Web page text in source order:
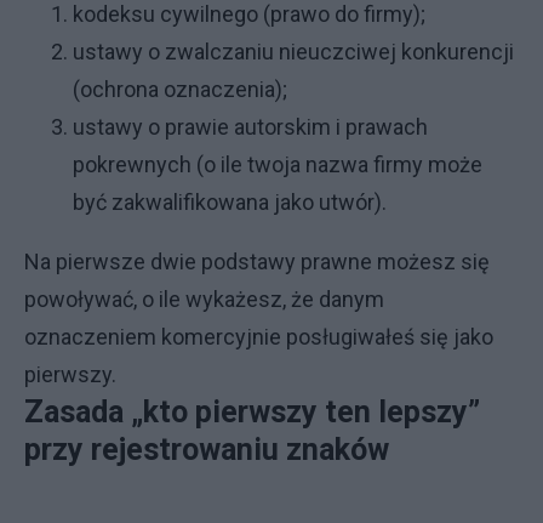
kodeksu cywilnego (prawo do firmy);
ustawy o zwalczaniu nieuczciwej konkurencji
(ochrona oznaczenia);
ustawy o prawie autorskim i prawach
pokrewnych (o ile twoja nazwa firmy może
być zakwalifikowana jako utwór).
Na pierwsze dwie podstawy prawne możesz się
powoływać, o ile wykażesz, że danym
oznaczeniem komercyjnie posługiwałeś się jako
pierwszy.
Zasada „kto pierwszy ten lepszy”
przy rejestrowaniu znaków